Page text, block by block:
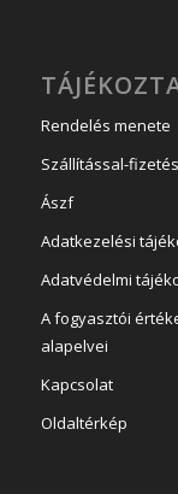
Rendelés menete
Szállítással-
Ászf
Adatkezelési
Adatvédelmi
A fogyasztói
alapelvei
Kapcsolat
Oldaltérkép